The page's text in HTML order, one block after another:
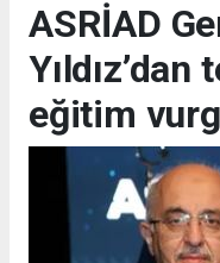
ASRİAD
eğitim